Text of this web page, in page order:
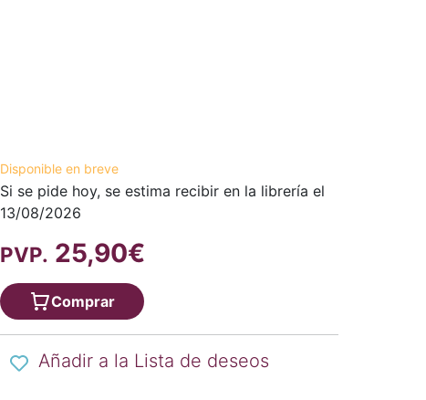
Disponible en breve
Si se pide hoy, se estima recibir en la librería el
13/08/2026
PVP. 25,90€
Comprar
Añadir a la Lista de deseos